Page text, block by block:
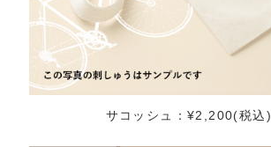
サコッシュ：¥2,200(税込)